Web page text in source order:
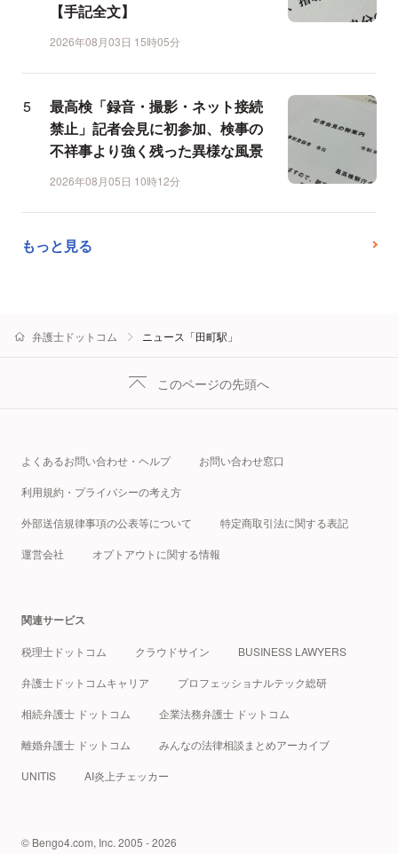
【手記全文】
2026年08月03日 15時05分
最高検「録音・撮影・ネット接続
禁止」記者会見に初参加、検事の
不祥事より強く残った異様な風景
2026年08月05日 10時12分
もっと見る
弁護士ドットコム ニュース「田町駅」
このページの先頭へ
よくあるお問い合わせ・ヘルプ お問い合わせ窓口
利用規約・プライバシーの考え方
外部送信規律事項の公表等について 特定商取引法に関する表記
運営会社 オプトアウトに関する情報
関連サービス
税理士ドットコム クラウドサイン BUSINESS LAWYERS
弁護士ドットコムキャリア プロフェッショナルテック総研
相続弁護士 ドットコム 企業法務弁護士 ドットコム
離婚弁護士 ドットコム みんなの法律相談まとめアーカイブ
UNITIS AI炎上チェッカー
© Bengo4.com, Inc. 2005 - 2026